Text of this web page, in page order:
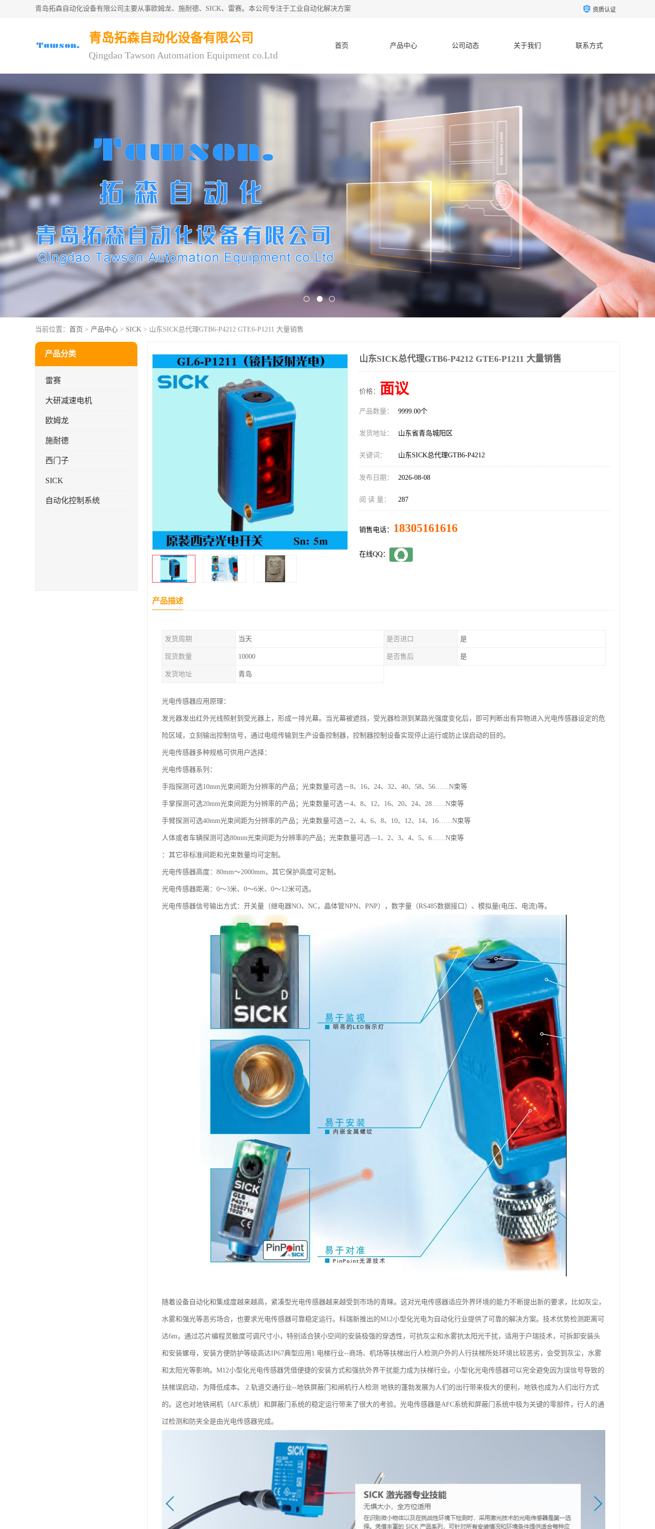
青岛拓森自动化设备有限公司主要从事欧姆龙、施耐德、SICK、雷赛。本公司专注于工业自动化解决方案 资质认证
青岛拓森自动化设备有限公司
Qingdao Tawson Automation Equipment co.Ltd
首页 产品中心 公司动态 关于我们 联系方式
当前位置： 首页 > 产品中心 > SICK > 山东SICK总代理GTB6-P4212 GTE6-P1211 大量销售
产品分类
雷赛
大研减速电机
欧姆龙
施耐德
西门子
SICK
自动化控制系统
山东SICK总代理GTB6-P4212 GTE6-P1211 大量销售
价格： 面议
产品数量： 9999.00个
发货地址： 山东省青岛城阳区
关键词： 山东SICK总代理GTB6-P4212
发布日期： 2026-08-08
阅 读 量： 287
销售电话： 18305161616
在线QQ：
产品描述
发货周期 当天 是否进口 是
现货数量 10000 是否售后 是
发货地址 青岛
光电传感器应用原理：
发光器发出红外光线照射到受光器上，形成一排光幕。当光幕被遮挡，受光器检测到某路光强度变化后，即可判断出有异物进入光电传感器设定的危
险区域，立刻输出控制信号，通过电缆传输到生产设备控制器，控制器控制设备实现停止运行或防止误启动的目的。
光电传感器多种规格可供用户选择：
光电传感器系列：
手指探测可选10mm光束间距为分辨率的产品；光束数量可选－8、16、24、32、40、58、56……N束等
手掌探测可选20mm光束间距为分辨率的产品；光束数量可选－4、8、12、16、20、24、28……N束等
手臂探测可选40mm光束间距为分辨率的产品；光束数量可选－2、4、6、8、10、12、14、16……N束等
人体或者车辆探测可选80mm光束间距为分辨率的产品；光束数量可选—1、2、3、4、5、6……N束等
：其它非标准间距和光束数量均可定制。
光电传感器高度：80mm～2000mm，其它保护高度可定制。
光电传感器距离：0～3米、0～6米、0～12米可选。
光电传感器信号输出方式：开关量（继电器NO、NC，晶体管NPN、PNP），数字量（RS485数据接口）、模拟量(电压、电流)等。
随着设备自动化和集成度越来越高，紧凑型光电传感器越来越受到市场的青睐。这对光电传感器适应外界环境的能力不断提出新的要求，比如灰尘，
水雾和强光等恶劣场合，也要求光电传感器可靠稳定运行。科瑞新推出的M12小型化光电为自动化行业提供了可靠的解决方案。技术优势检测距离可
达6m，通过芯片编程灵敏度可调尺寸小，特别适合狭小空间的安装极强的穿透性，可抗灰尘和水雾抗太阳光干扰，适用于户瑞技术，可拆卸安装头
和安装螺母，安装方便防护等级高达IP67典型应用1.电梯行业--商场、机场等扶梯出行人检测户外的人行扶梯所处环境比较恶劣，会受到灰尘，水雾
和太阳光等影响。M12小型化光电传感器凭借便捷的安装方式和强抗外界干扰能力成为扶梯行业。小型化光电传感器可以完全避免因为误信号导致的
扶梯误启动，为降低成本。 2.轨道交通行业--地铁屏蔽门和闸机行人检测 地铁的蓬勃发展为人们的出行带来极大的便利，地铁也成为人们出行方式
的。这也对地铁闸机（AFC系统）和屏蔽门系统的稳定运行带来了很大的考验。光电传感器是AFC系统和屏蔽门系统中极为关键的零部件，行人的通
过检测和防夹全是由光电传感器完成。